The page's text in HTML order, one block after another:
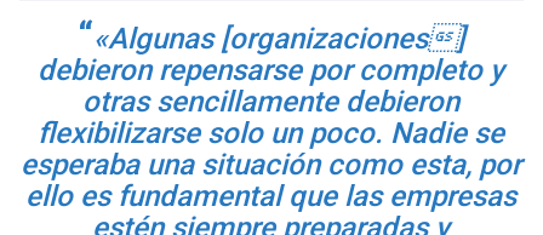
«Algunas [organizaciones]
debieron repensarse por completo y
otras sencillamente debieron
flexibilizarse solo un poco. Nadie se
esperaba una situación como esta, por
ello es fundamental que las empresas
estén siempre preparadas y